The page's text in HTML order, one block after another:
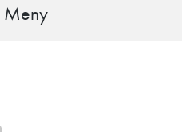
for kjønns- og
Meny